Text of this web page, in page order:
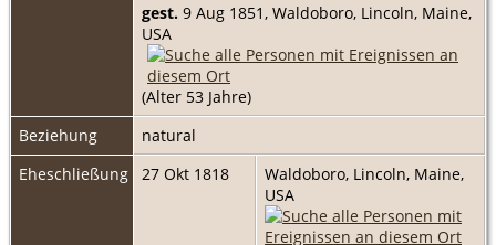
gest. 9 Aug 1851, Waldoboro, Lincoln, Maine,
USA
(Alter 53 Jahre)
Beziehung
natural
Eheschließung
27 Okt 1818
Waldoboro, Lincoln, Maine,
USA